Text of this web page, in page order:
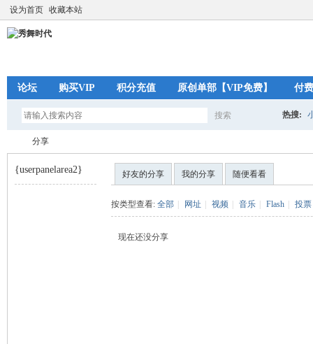
设为首页 收藏本站
论坛 购买VIP 积分充值 原创单部【VIP免费】 付
搜索 热搜:
分享
{userpanelarea2} 好友的分享 我的分享 随便看看
按类型查看: 全部 网址 视频 音乐 Flash 投票
现在还没分享